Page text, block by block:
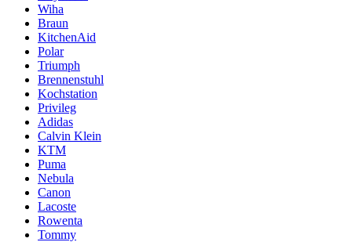
Wiha
Braun
KitchenAid
Polar
Triumph
Brennenstuhl
Kochstation
Privileg
Adidas
Calvin Klein
KTM
Puma
Nebula
Canon
Lacoste
Rowenta
Tommy